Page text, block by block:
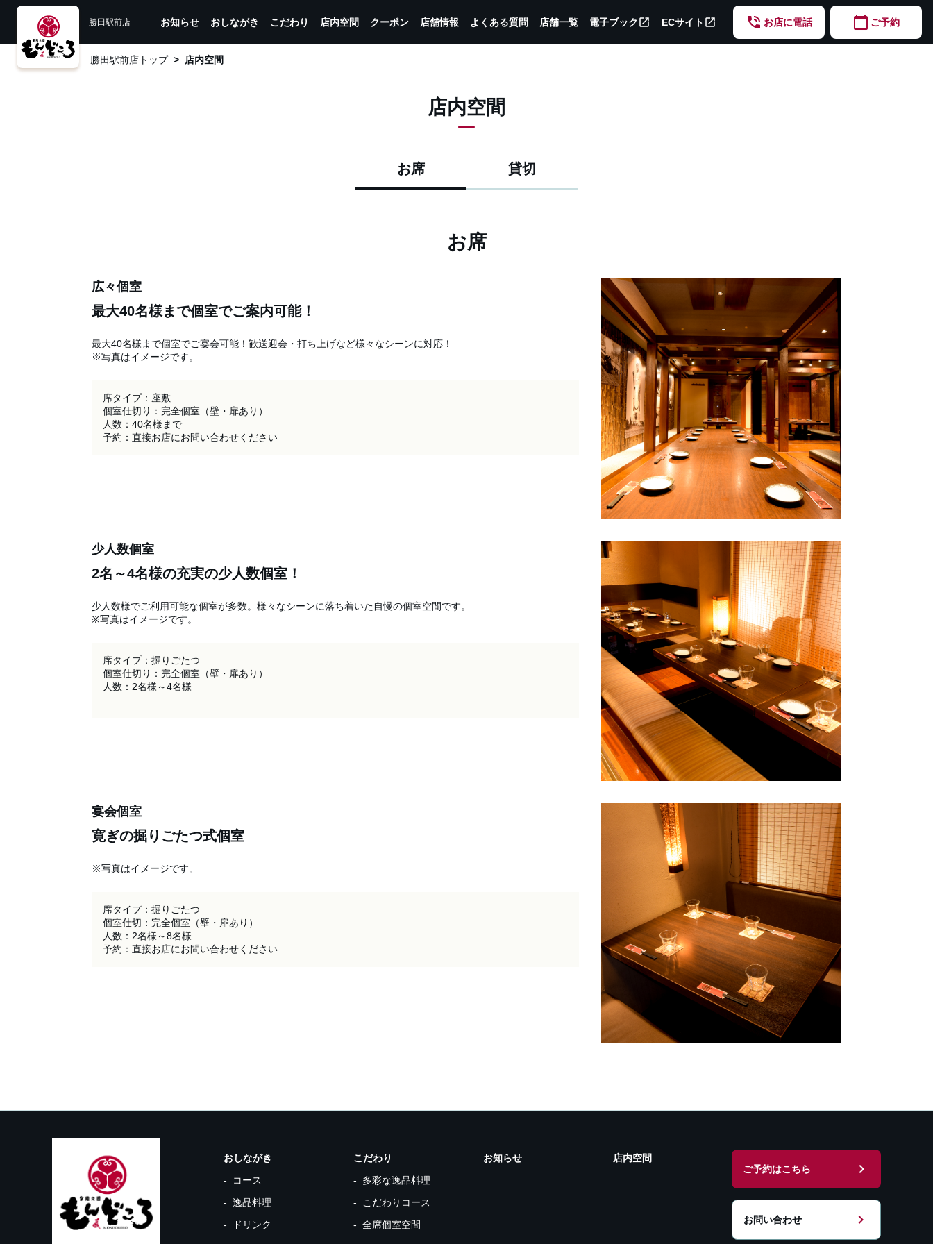
お知らせ おしながき こだわり 店内空間 クーポン 店舗情報 よくある質問 店舗一覧 電子ブック open_in_new ECサイト open_in_new phone_in_talk お店に電話 calendar_today ご予約
勝田駅前店
勝田駅前店トップ 店内空間
店内空間
お席 貸切
お席
広々個室
最大40名様まで個室でご案内可能！
最大40名様まで個室でご宴会可能！歓送迎会・打ち上げなど様々なシーンに対応！
※写真はイメージです。
席タイプ：座敷
個室仕切り：完全個室（壁・扉あり）
人数：40名様まで
予約：直接お店にお問い合わせください
少人数個室
2名～4名様の充実の少人数個室！
少人数様でご利用可能な個室が多数。様々なシーンに落ち着いた自慢の個室空間です。
※写真はイメージです。
席タイプ：掘りごたつ
個室仕切り：完全個室（壁・扉あり）
人数：2名様～4名様
宴会個室
寛ぎの掘りごたつ式個室
※写真はイメージです。
席タイプ：掘りごたつ
個室仕切：完全個室（壁・扉あり）
人数：2名様～8名様
予約：直接お店にお問い合わせください
おしながき
コース
逸品料理
ドリンク
こだわり
多彩な逸品料理
こだわりコース
全席個室空間
お知らせ
店内空間
ご予約はこちら
chevron_right
お問い合わせ chevron_right